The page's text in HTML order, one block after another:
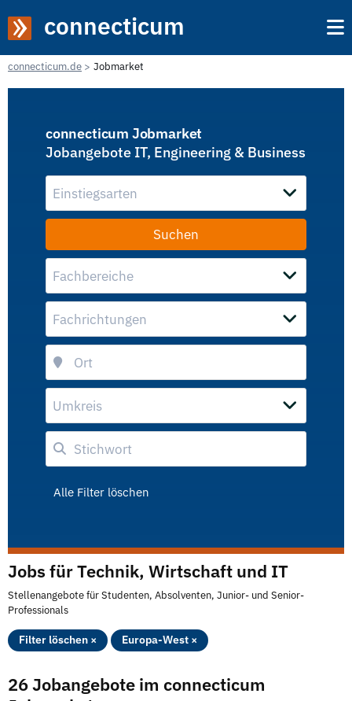
connecticum
connecticum.de Jobmarket
connecticum Jobmarket
Jobangebote IT, Engineering & Business
Einstiegsarten
Fachbereiche
Fachrichtungen
Umkreis
Alle Filter löschen
Jobs für Technik, Wirtschaft und IT
Stellenangebote für Studenten, Absolventen, Junior- und Senior-
Professionals
Filter löschen × Europa-West ×
26 Jobangebote im connecticum